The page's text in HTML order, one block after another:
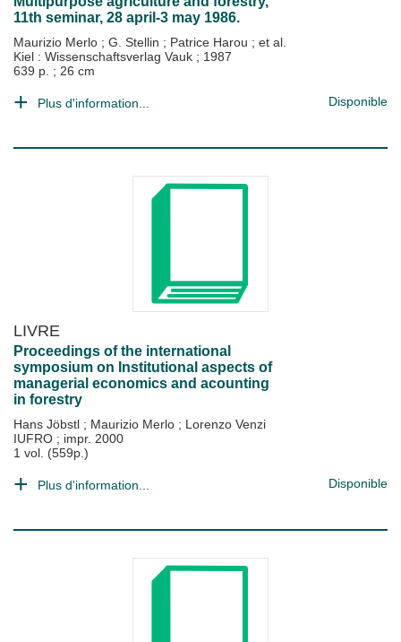
11th seminar, 28 april-3 may 1986.
Maurizio Merlo ; G. Stellin ; Patrice Harou ; et al.
Kiel : Wissenschaftsverlag Vauk ; 1987
639 p. ; 26 cm
Plus d'information... Disponible
LIVRE
Proceedings of the international
symposium on Institutional aspects of
managerial economics and acounting
in forestry
Hans Jöbstl ; Maurizio Merlo ; Lorenzo Venzi
IUFRO ; impr. 2000
1 vol. (559p.)
Plus d'information... Disponible